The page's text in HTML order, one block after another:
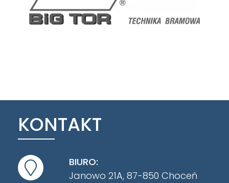
KONTAKT
BIURO:
Janowo 21A, 87-850 Choceń